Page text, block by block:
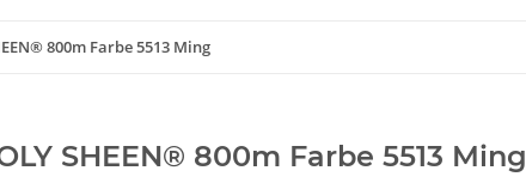
800m Farbe 5513 Ming
SHEEN® 800m Farbe 5513 Ming